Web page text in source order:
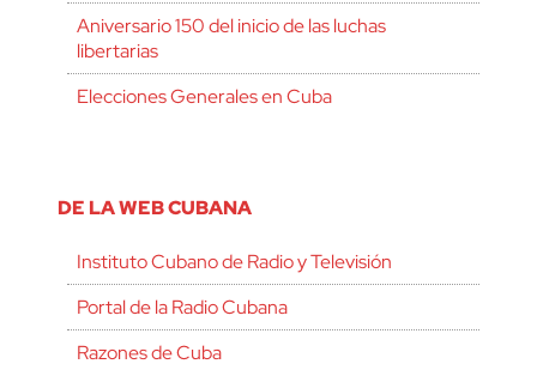
Aniversario 150 del inicio de las luchas
libertarias
Elecciones Generales en Cuba
DE LA WEB CUBANA
Instituto Cubano de Radio y Televisión
Portal de la Radio Cubana
Razones de Cuba